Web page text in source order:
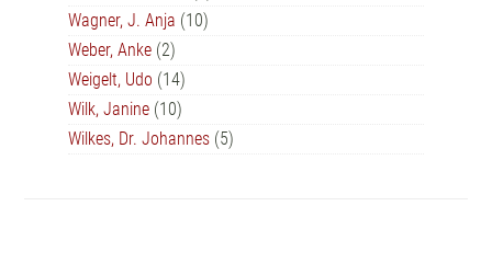
Wagner, J. Anja (10)
Weber, Anke (2)
Weigelt, Udo (14)
Wilk, Janine (10)
Wilkes, Dr. Johannes (5)